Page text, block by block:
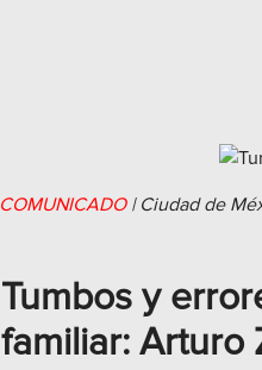
COMUNICADO| Ciudad de
Tumbos y
familiar: Arturo